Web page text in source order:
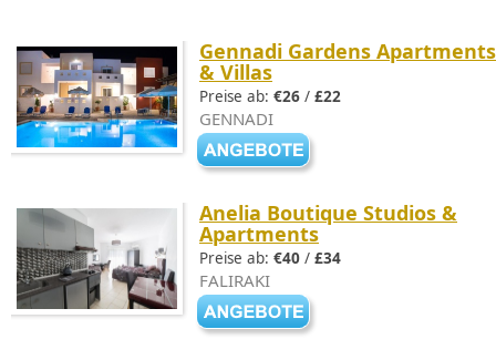
Gennadi Gardens Apartments
& Villas
Preise ab: €26 / £22
GENNADI
Anelia Boutique Studios &
Apartments
Preise ab: €40 / £34
FALIRAKI